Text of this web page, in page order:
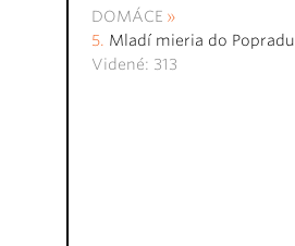
DOMÁCE
Mladí mieria do Popradu
Videné: 313